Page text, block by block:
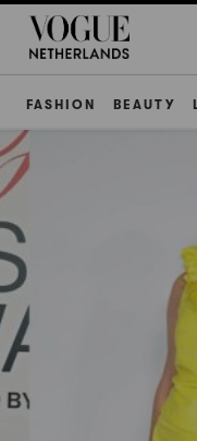
FASHION BEAUTY